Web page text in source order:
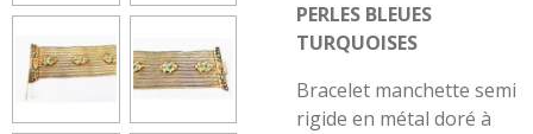
PERLES BLEUES
TURQUOISES
Bracelet manchette semi
rigide en métal doré à